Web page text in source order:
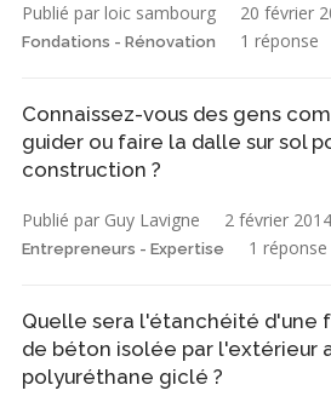
Publié par loic sambourg 20 février
Fondations - Rénovation 1 réponse
Connaissez-vous des gens
guider ou faire la dalle sur sol
construction ?
Publié par Guy Lavigne 2 février 2014
Entrepreneurs - Expertise 1 réponse
Quelle sera l'étanchéité d'une
de béton isolée par l'extérieur
polyuréthane giclé ?